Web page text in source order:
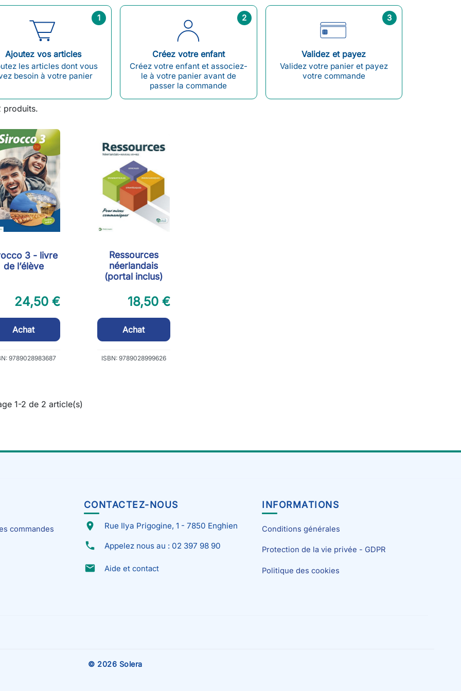
1
Ajoutez vos articles
les articles dont vous
besoin à votre panier
2
Créez votre enfant
Créez votre enfant et associez-
le à votre panier avant de
passer la commande
3
Validez et payez
Validez votre panier et payez
votre commande
produits.
3 - livre
de l’élève
24,50 €
Achat
9789028983687
Ressources
néerlandais
(portal inclus)
18,50 €
Achat
ISBN: 9789028999626
1-2 de 2 article(s)
commandes
CONTACTEZ-NOUS
place Rue Ilya Prigogine, 1 - 7850 Enghien
phone Appelez nous au : 02 397 98 90
email Aide et contact
INFORMATIONS
Conditions générales
Protection de la vie privée - GDPR
Politique des cookies
© 2026 Solera